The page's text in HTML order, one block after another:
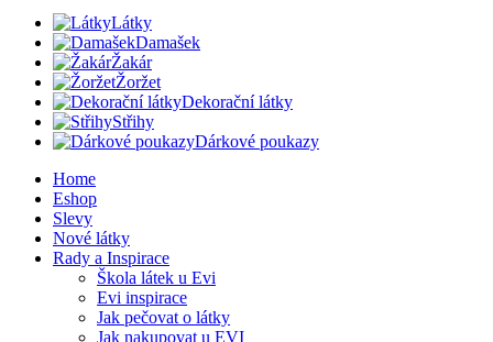
Látky
Damašek
Žakár
Žoržet
Dekorační látky
Střihy
Dárkové poukazy
Home
Eshop
Slevy
Nové látky
Rady a Inspirace
Škola látek u Evi
Evi inspirace
Jak pečovat o látky
Jak nakupovat u EVI